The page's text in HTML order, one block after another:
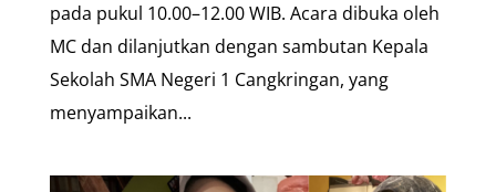
pada pukul 10.00–12.00 WIB. Acara dibuka oleh
MC dan dilanjutkan dengan sambutan Kepala
Sekolah SMA Negeri 1 Cangkringan, yang
menyampaikan...